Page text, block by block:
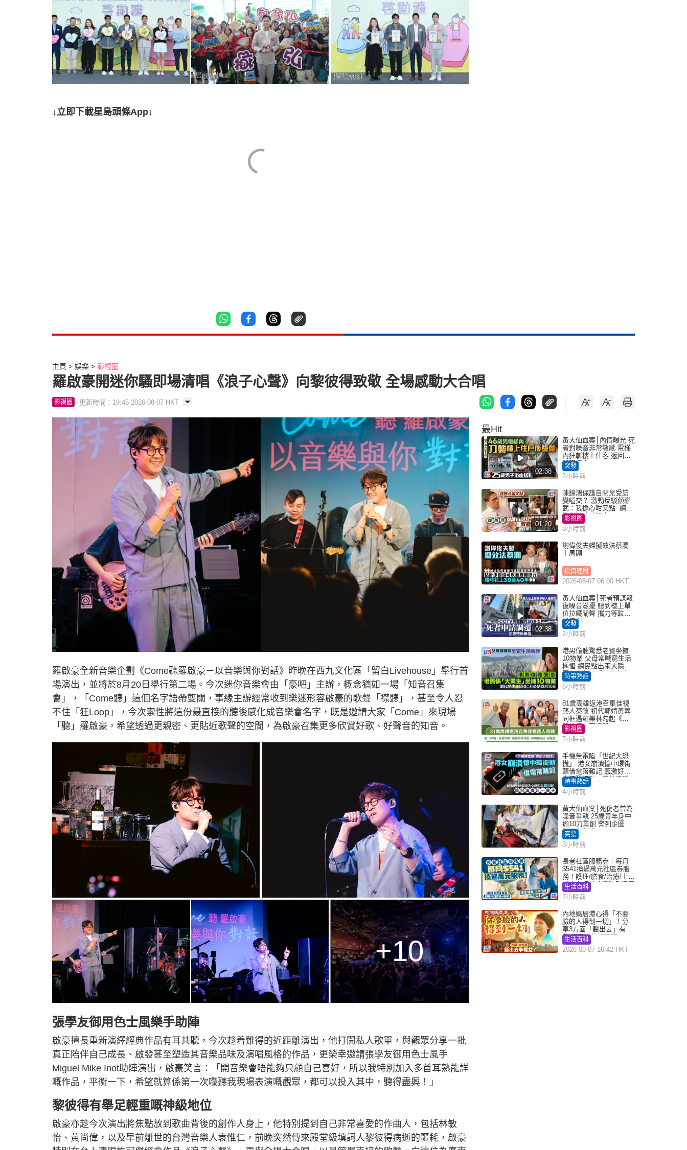
↓立即下載星島頭條App↓
主頁 娛樂 影視圈
羅啟豪開迷你騷即場清唱《浪子心聲》向黎彼得致敬 全場感動大合唱
影視圈 更新時間：19:45 2026-08-07 HKT
羅啟豪全新音樂企劃《Come聽羅啟豪－以音樂與你對話》昨晚在西九文化區「留白Livehouse」舉行首
場演出，並將於8月20日舉行第二場。今次迷你音樂會由「豪吧」主辦，概念猶如一場「知音召集
會」，「Come聽」這個名字語帶雙關，事緣主辦經常收到樂迷形容啟豪的歌聲「襟聽」，甚至令人忍
不住「狂Loop」，今次索性將這份最直接的聽後感化成音樂會名字，既是邀請大家「Come」來現場
「聽」羅啟豪，希望透過更親密、更貼近歌聲的空間，為啟豪召集更多欣賞好歌、好聲音的知音。
+10
張學友御用色士風樂手助陣
啟豪擅長重新演繹經典作品有耳共聽，今次趁着難得的近距離演出，他打開私人歌單，與觀眾分享一批
真正陪伴自己成長、啟發甚至塑造其音樂品味及演唱風格的作品，更榮幸邀請張學友御用色士風手
Miguel Mike Inot助陣演出，啟豪笑言：「開音樂會唔能夠只顧自己喜好，所以我特別加入多首耳熟能詳
嘅作品，平衡一下，希望就算係第一次嚟聽我現場表演嘅觀眾，都可以投入其中，聽得盡興！」
黎彼得有舉足輕重嘅神級地位
啟豪亦趁今次演出將焦點放到歌曲背後的創作人身上，他特別提到自己非常喜愛的作曲人，包括林敏
怡、黃尚偉，以及早前離世的台灣音樂人袁惟仁，前晚突然傳來殿堂級填詞人黎彼得病逝的噩耗，啟豪
最Hit
02:38
黃大仙血案│內情曝光 死
者對噪音非常敏感 電梯
內狂斬樓上住客 返回住
所墮樓亡
突發
7小時前
01:20
陳錦鴻保護自閉兒受訪
變嗌交？ 激動反駁顏聯
武：我擔心咁又點 網民
批主持咄咄逼人
影視圈
8小時前
謝偉俊夫婦擬效法蔡瀾
｜周顯
投資理財
2026-08-07 06:00 HKT
02:38
黃大仙血案│死者預謀報
復噪音滋擾 聽到樓上單
位拉鐵閘聲 攜刀等𨋢伏
擊傷者
突發
2小時前
港男偷聽驚悉老竇坐擁
10物業 父母常喊窮生活
極慳 網民點出兩大隱
憂：未必是隱形富豪｜
Juicy叮
時事熱話
6小時前
81歲高雄返港召集佳視
藝人茶敘 初代郭靖黃蓉
同框遇羅樂林勾起《神
鵰俠侶》回憶殺
影視圈
7小時前
手機無電陷「世紀大恐
慌」 港女崩潰憶中環街
頭借電落難記 感激好心
人溫馨相助：這份溫暖
記一輩子｜Juicy叮
時事熱話
4小時前
黃大仙血案│死傷者曾為
噪音爭執 25歲青年身中
逾10刀重創 警列企圖謀
殺及自殺案
突發
3小時前
長者社區服務券｜每月
$541換過萬元社區券服
務！護理/膳食/治療/上門
或中心任揀 1條件免資產
審查（附申請資格及教
學）
生活百科
7小時前
內地媽居港心得「不要
臉的人得到一切」！分
享3方面「豁出去」有著
數 網民：你好厲害
生活百科
2026-08-07 16:42 HKT